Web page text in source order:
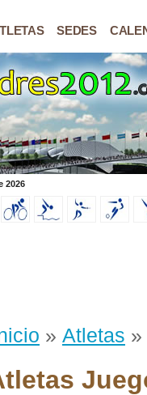
SEDES
2026
» Atletas »